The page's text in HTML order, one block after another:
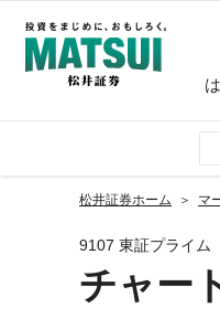
松井証券ホーム マ
9107 東証プライム
チャー